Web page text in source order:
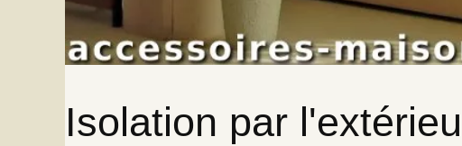
Isolation par